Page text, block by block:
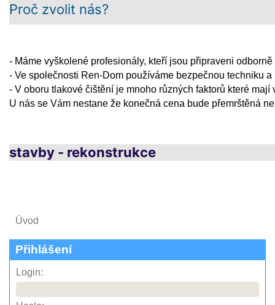
Proč zvolit nás?
- Máme vyškolené profesionály, kteří jsou připraveni
- Ve společnosti Ren-Dom používáme bezpečnou techniku
- V oboru tlakové čištění je mnoho různých faktorů které
U nás se Vám nestane že konečná cena bude přemrštěná
stavby - rekonstrukce
Úvod
Přihlášení
Login: